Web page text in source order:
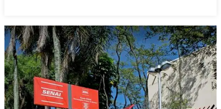
técnicos
gratuitos